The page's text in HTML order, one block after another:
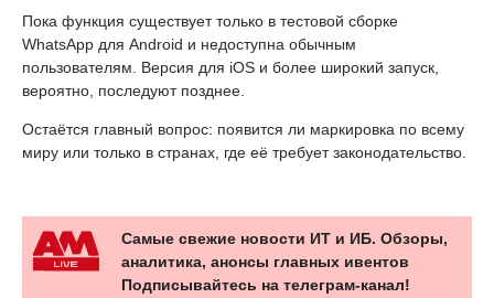
Пока функция существует только в тестовой сборке
WhatsApp для Android и недоступна обычным
пользователям. Версия для iOS и более широкий запуск,
вероятно, последуют позднее.
Остаётся главный вопрос: появится ли маркировка по всему
миру или только в странах, где её требует законодательство.
Самые свежие новости ИТ и ИБ. Обзоры,
аналитика, анонсы главных ивентов
Подписывайтесь на телеграм-канал!